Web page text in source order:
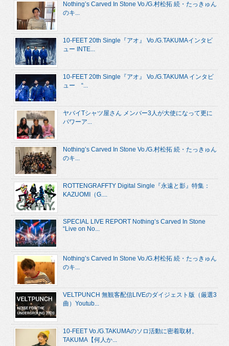
Nothing’s Carved In Stone Vo./G.村松拓 続・たっきゅん
のキ...
10-FEET 20th Single『アオ』 Vo./G.TAKUMAインタビ
ュー INTE...
10-FEET 20th Single『アオ』 Vo./G.TAKUMA インタビ
ュー “...
ヤバイTシャツ屋さん メンバー3人が大使になって更に
パワーア...
Nothing’s Carved In Stone Vo./G.村松拓 続・たっきゅん
のキ...
ROTTENGRAFFTY Digital Single『永遠と影』特集：
KAZUOMI（G....
SPECIAL LIVE REPORT Nothing’s Carved In Stone
“Live on No...
Nothing’s Carved In Stone Vo./G.村松拓 続・たっきゅん
のキ...
VELTPUNCH 無観客配信LIVEのダイジェスト版（厳選3
曲）Youtub...
10-FEET Vo./G.TAKUMAのソロ活動に密着取材。
TAKUMA【何人か...